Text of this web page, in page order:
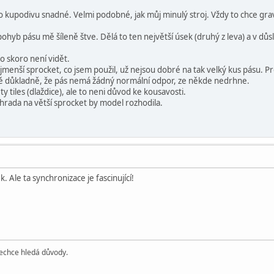
kupodivu snadné. Velmi podobné, jak můj minulý stroj. Vždy to chce
pásu mě šíleně štve. Dělá to ten největší úsek (druhý z leva) a v
skoro není vidět.
sprocket, co jsem použil, už nejsou dobré na tak velký kus pásu.
důkladně, že pás nemá žádný normální odpor, ze někde nedrhne.
tiles (dlaždice), ale to neni důvod ke kousavosti.
na větší sprocket by model rozhodila.
Ale ta synchronizace je fascinující!
hledá důvody.